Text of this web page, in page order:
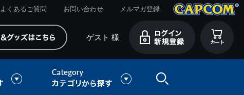
よくあるご質問 お問い合わせ メルマガ登録
ゲスト 様